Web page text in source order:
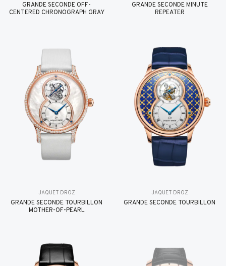
GRANDE SECONDE OFF-
CENTERED CHRONOGRAPH GRAY
GRANDE SECONDE MINUTE
REPEATER
JAQUET DROZ
GRANDE SECONDE TOURBILLON
MOTHER-OF-PEARL
JAQUET DROZ
GRANDE SECONDE TOURBILLON